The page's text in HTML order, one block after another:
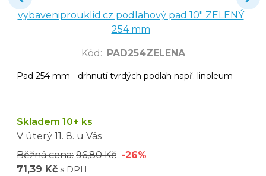
vybaveniprouklid.cz podlahový pad 10" ZELENÝ
254 mm
Kód : PAD254ZELENA
Pad 254 mm - drhnutí tvrdých podlah např. linoleum
Skladem 10+ ks
V úterý 11. 8. u Vás
Běžná cena: 96,80 Kč -26%
71,39 Kč s DPH